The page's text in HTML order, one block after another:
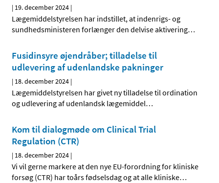
| 19. december 2024 |
Lægemiddelstyrelsen har indstillet, at indenrigs- og
sundhedsministeren forlænger den delvise aktivering…
Fusidinsyre øjendråber; tilladelse til
udlevering af udenlandske pakninger
| 18. december 2024 |
Lægemiddelstyrelsen har givet ny tilladelse til ordination
og udlevering af udenlandsk lægemiddel…
Kom til dialogmøde om Clinical Trial
Regulation (CTR)
| 18. december 2024 |
Vi vil gerne markere at den nye EU-forordning for kliniske
forsøg (CTR) har toårs fødselsdag og at alle kliniske…